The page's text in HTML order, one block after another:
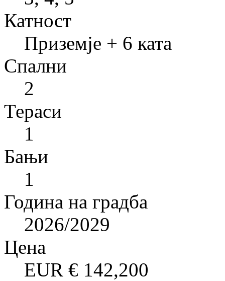
Катност
Приземје + 6 ката
Спални
2
Тераси
1
Бањи
1
Година на градба
2026/2029
Цена
EUR € 142,200